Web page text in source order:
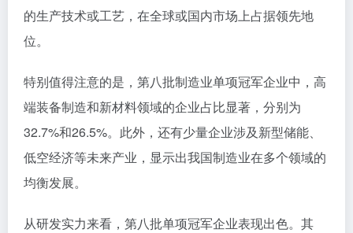
的生产技术或工艺，在全球或国内市场上占据领先地
位。
特别值得注意的是，第八批制造业单项冠军企业中，高
端装备制造和新材料领域的企业占比显著，分别为
32.7%和26.5%。此外，还有少量企业涉及新型储能、
低空经济等未来产业，显示出我国制造业在多个领域的
均衡发展。
从研发实力来看，第八批单项冠军企业表现出色。其